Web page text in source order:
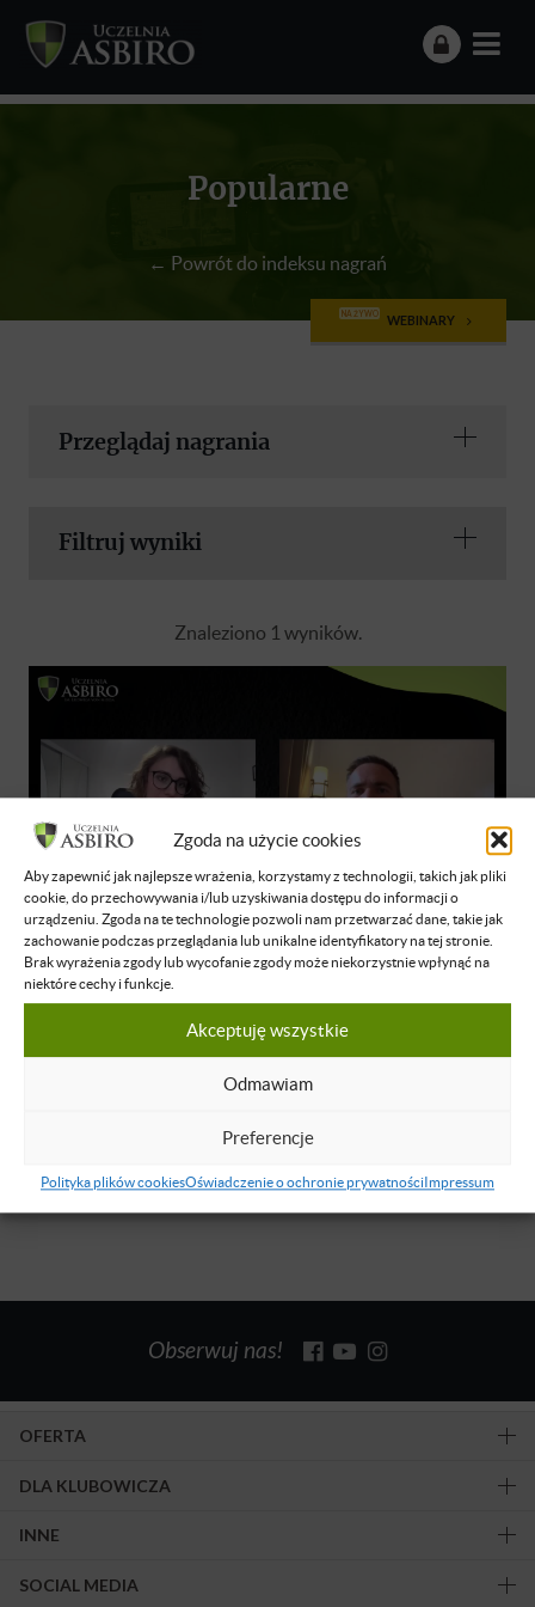
Zgoda na użycie cookies
Aby zapewnić jak najlepsze wrażenia, korzystamy z technologii, takich jak pliki
cookie, do przechowywania i/lub uzyskiwania dostępu do informacji o
urządzeniu. Zgoda na te technologie pozwoli nam przetwarzać dane, takie jak
zachowanie podczas przeglądania lub unikalne identyfikatory na tej stronie.
Brak wyrażenia zgody lub wycofanie zgody może niekorzystnie wpłynąć na
niektóre cechy i funkcje.
Akceptuję wszystkie
Odmawiam
Preferencje
Polityka plików cookiesOświadczenie o ochronie prywatnościImpressum
Popularne
← Powrót do indeksu nagrań
NA ŻYWO WEBINARY
Przeglądaj nagrania
Filtruj wyniki
Znaleziono 1 wyników.
Michał Śliwiński
Sprzedawanie wartościami i pasją,
czyli historia Nozbe - Michał
Znaleziono 1 wyników.
Obserwuj nas!
OFERTA
DLA KLUBOWICZA
INNE
SOCIAL MEDIA